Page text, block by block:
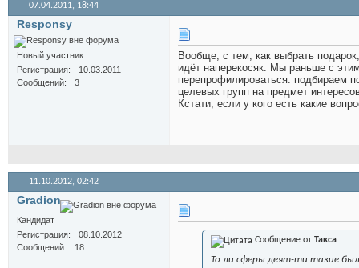
07.04.2011, 18:44
Responsy
Новый участник
Регистрация
10.03.2011
Сообщений
3
Вообще, с тем, как выбрать
идёт наперекосяк. Мы раньше с
перепрофилироваться: подбираем
целевых групп на предмет
Кстати, если у кого есть какие
11.10.2012, 02:42
Gradion
Кандидат
Регистрация
08.10.2012
Сообщений
18
Сообщение от Такса
То ли сферы деят-ти такие